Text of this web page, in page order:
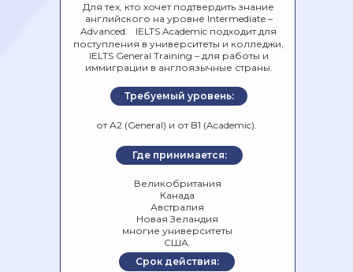
Где принимается:
Для тех, кто хочет подтвердить знание
английского на уровне Intermediate –
Advanced. IELTS Academic подходит для
поступления в университеты и колледжи,
IELTS General Training – для работы и
иммиграции в англоязычные страны.
Великобритания
Канада
Австралия
Новая Зеландия
многие университеты
США.
Требуемый уровень:
от A2 (General) и от B1 (Academic).
Срок действия: